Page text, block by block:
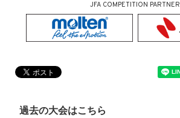
JFA COMPETITION PARTNER
過去の大会はこちら